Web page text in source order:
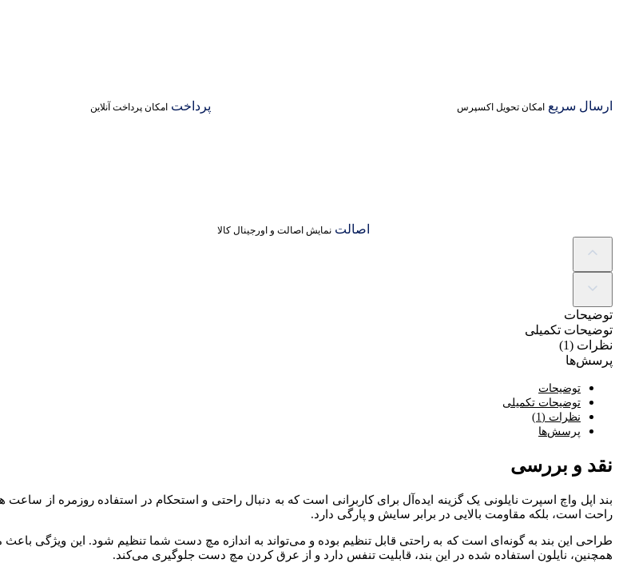
ارسال سریع امکان تحویل اکسپرس پرداخت امکان پرداخت آنلاین
اصالت نمایش اصالت و اورجینال کالا
توضیحات
توضیحات تکمیلی
نظرات (1)
پرسش‌ها
توضیحات
توضیحات تکمیلی
نظرات (1)
پرسش‌ها
نقد و بررسی
بند اپل واچ اسپرت نایلونی یک گزینه ایده‌آل برای کاربرانی است که به دنبال راحتی و استحکام در استفاده روزمره از
راحت است، بلکه مقاومت بالایی در برابر سایش و پارگی دارد.
طراحی این بند به گونه‌ای است که به راحتی قابل تنظیم بوده و می‌تواند به اندازه مچ دست شما تنظیم شود. این ویژگی
همچنین، نایلون استفاده شده در این بند، قابلیت تنفس دارد و از عرق کردن مچ دست جلوگیری می‌کند.